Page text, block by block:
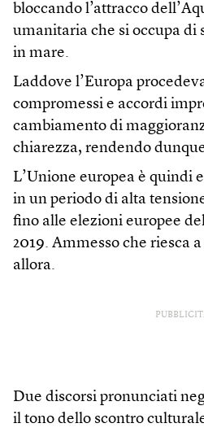
bloccando l’attracco
umanitaria che si occupa di
in mare.
Laddove l’Europa
compromessi e accordi
cambiamento di
chiarezza, rendendo
L’Unione europea è quindi
in un periodo di alta
fino alle elezioni europee
2019. Ammesso che riesca
allora.
Due discorsi pronunciati
il tono dello scontro